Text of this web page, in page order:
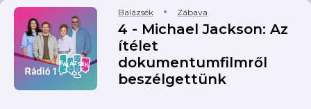
Balázsék Zábava
4 - Michael Jackson: Az
ítélet
dokumentumfilmről
beszélgettünk